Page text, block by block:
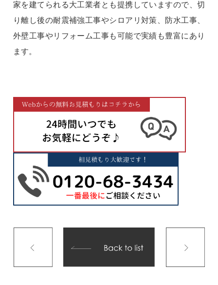
家を建てられる大工業者とも提携していますので、切
り離し後の耐震補強工事やシロアリ対策、防水工事、
外壁工事やリフォーム工事も可能で実績も豊富にあり
ます。